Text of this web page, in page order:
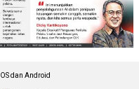
dan Android